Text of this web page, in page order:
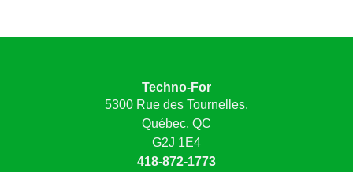
Techno-For
5300 Rue des Tournelles,
Québec, QC
G2J 1E4
418-872-1773